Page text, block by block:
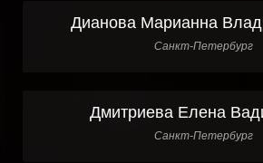
Дианова Марианна
Санкт-Петербург
Дмитриева Елена
Санкт-Петербург